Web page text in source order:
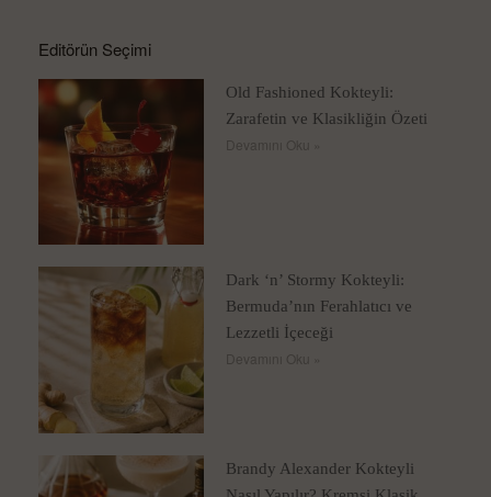
Editörün Seçimi
Old Fashioned Kokteyli:
Zarafetin ve Klasikliğin Özeti
Devamını Oku »
Dark ‘n’ Stormy Kokteyli:
Bermuda’nın Ferahlatıcı ve
Lezzetli İçeceği
Devamını Oku »
Brandy Alexander Kokteyli